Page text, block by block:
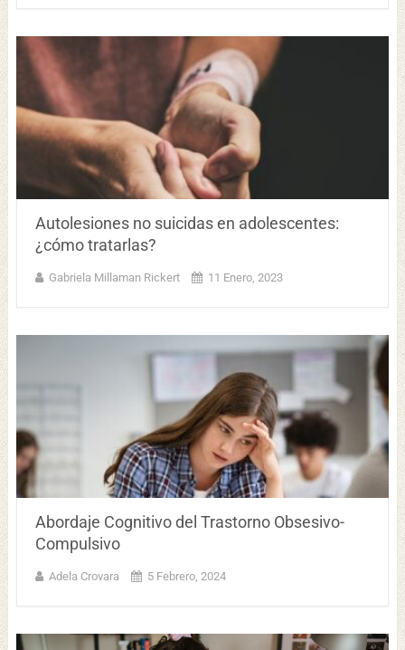
Autolesiones no suicidas en adolescentes:
¿cómo tratarlas?
Gabriela Millaman Rickert 11 Enero, 2023
Abordaje Cognitivo del Trastorno Obsesivo-
Compulsivo
Adela Crovara 5 Febrero, 2024